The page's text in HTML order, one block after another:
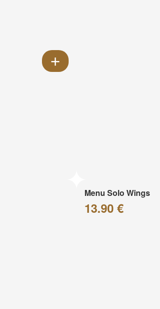
Menu Solo Wings
13.90 €